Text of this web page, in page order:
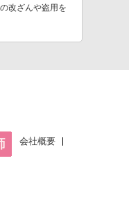
改ざんや盗用を
会社概要